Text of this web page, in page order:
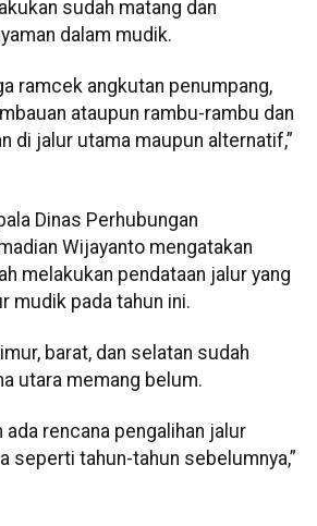
sudah matang dan
dalam mudik.
ramcek angkutan penumpang,
ataupun rambu-rambu dan
di jalur utama maupun alternatif,”
Dinas Perhubungan
Wijayanto mengatakan
melakukan pendataan jalur yang
mudik pada tahun ini.
barat, dan selatan sudah
utara memang belum.
rencana pengalihan jalur
seperti tahun-tahun sebelumnya,”